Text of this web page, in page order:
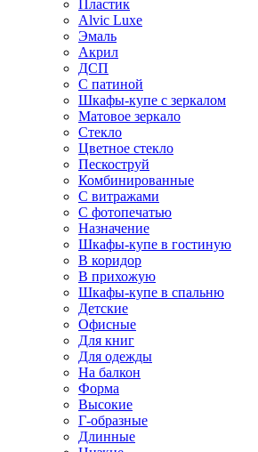
Пластик
Alvic Luxe
Эмаль
Акрил
ДСП
С патиной
Шкафы-купе с зеркалом
Матовое зеркало
Стекло
Цветное стекло
Пескоструй
Комбинированные
С витражами
С фотопечатью
Назначение
Шкафы-купе в гостиную
В коридор
В прихожую
Шкафы-купе в спальню
Детские
Офисные
Для книг
Для одежды
На балкон
Форма
Высокие
Г-образные
Длинные